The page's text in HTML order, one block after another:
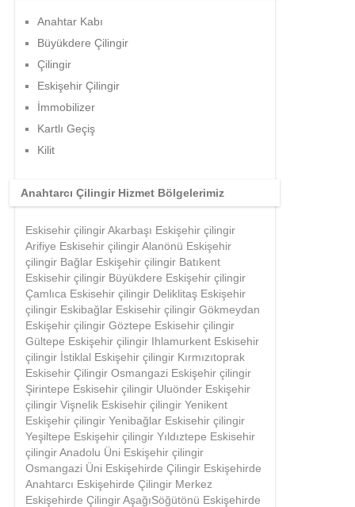
Anahtar Kabı
Büyükdere Çilingir
Çilingir
Eskişehir Çilingir
İmmobilizer
Kartlı Geçiş
Kilit
Anahtarcı Çilingir Hizmet Bölgelerimiz
Eskisehir çilingir Akarbaşı Eskişehir çilingir
Arifiye Eskisehir çilingir Alanönü Eskişehir
çilingir Bağlar Eskişehir çilingir Batıkent
Eskisehir çilingir Büyükdere Eskişehir çilingir
Çamlıca Eskisehir çilingir Deliklitaş Eskişehir
çilingir Eskibağlar Eskisehir çilingir Gökmeydan
Eskişehir çilingir Göztepe Eskisehir çilingir
Gültepe Eskişehir çilingir Ihlamurkent Eskisehir
çilingir İstiklal Eskişehir çilingir Kırmızıtoprak
Eskisehir Çilingir Osmangazi Eskişehir çilingir
Şirintepe Eskisehir çilingir Uluönder Eskişehir
çilingir Vişnelik Eskisehir çilingir Yenikent
Eskişehir çilingir Yenibağlar Eskisehir çilingir
Yeşiltepe Eskişehir çilingir Yıldıztepe Eskisehir
çilingir Anadolu Üni Eskişehir çilingir
Osmangazi Üni Eskişehirde Çilingir Eskişehirde
Anahtarcı Eskişehirde Çilingir Merkez
Eskişehirde Çilingir AşağıSöğütönü Eskişehirde